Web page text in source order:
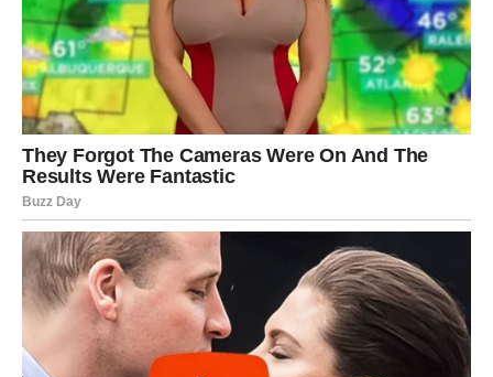
Ljubav:
Vikend donosi razgovore koji donose mir. Ako je bilo
nesporazuma, sada se rešavaju sa lakoćom. Slobodne
Vage mogu doživeti sudbinski susret – neko ko ulazi tiho,
ali menja mnogo toga iznutra. Ovo je ljubav koja ne
iscrpljuje, već umiruje.
Odluke:
Ako ste se dvoumili oko nečega važnog, ovaj vikend
donosi znak. Možda kroz rečenicu, možda kroz događaj,
odgovor stiže . I to donosi olakšanje.